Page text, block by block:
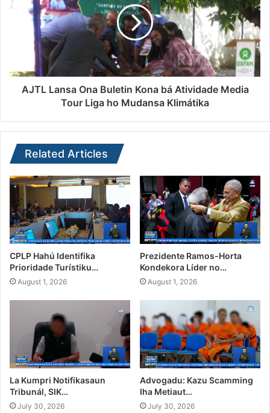
AJTL Lansa Ona Buletin Kona bá Atividade Media
Tour Liga ho Mudansa Klimátika
Related Articles
CPLP Hahú Identifika
Prioridade Turístiku…
August 1, 2026
Prezidente Ramos-Horta
Kondekora Líder no…
August 1, 2026
La Kumpri Notifikasaun
Tribunál, SIK…
July 30, 2026
Advogadu: Kazu Scamming
Iha Metiaut…
July 30, 2026